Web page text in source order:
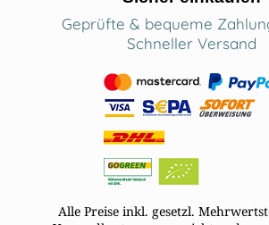
Geprüfte & bequeme
Schneller Versand
Alle Preise inkl. gesetzl.